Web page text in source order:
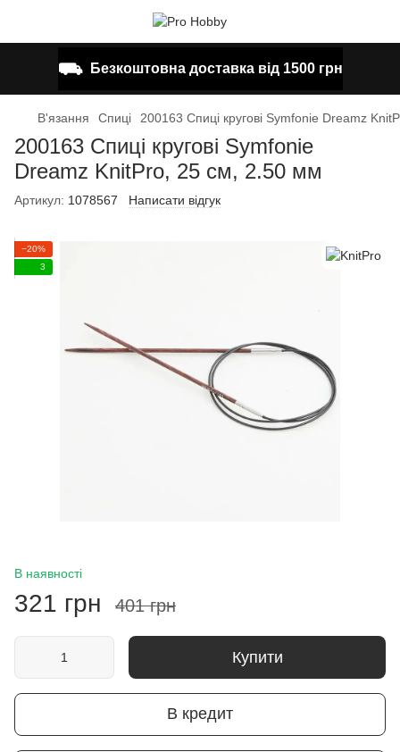
⛟ Безкоштовна доставка від 1500 грн
В'язання Спиці 200163 Спиці кругові Symfonie Dreamz
200163 Спиці кругові Symfonie
Dreamz KnitPro, 25 см, 2.50 мм
Артикул: 1078567 Написати відгук
−20%
3
В наявності
321 грн 401 грн
Купити
В кредит